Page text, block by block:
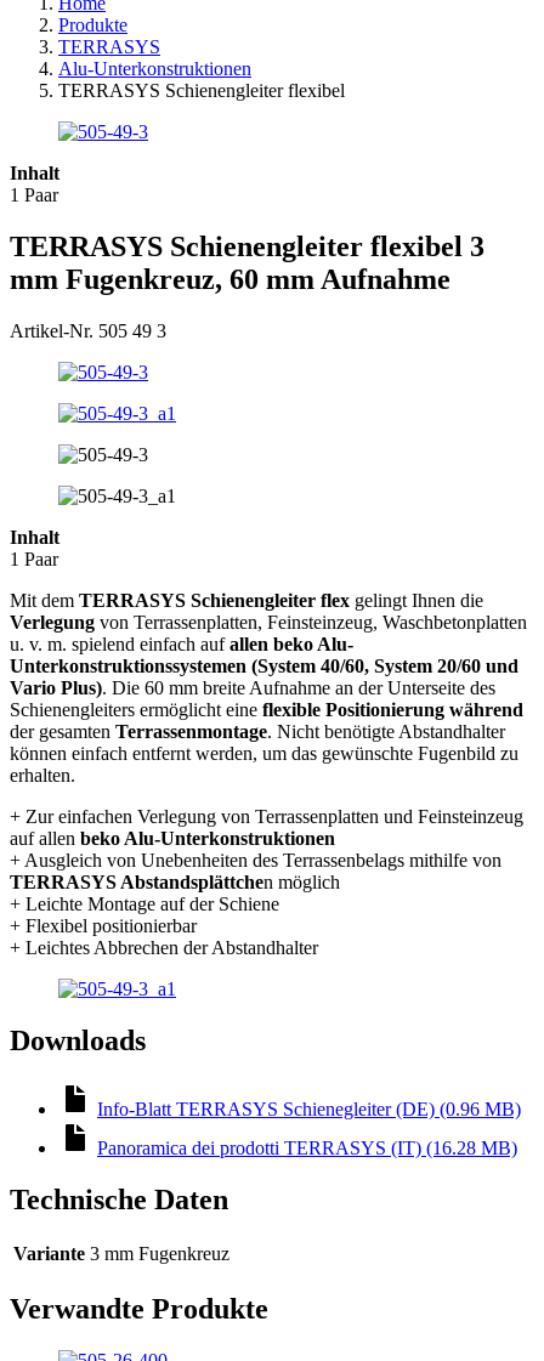
Produkte
TERRASYS
Alu-Unterkonstruktionen
TERRASYS Schienengleiter flexibel
Inhalt
1 Paar
TERRASYS Schienengleiter flexibel 3
mm Fugenkreuz, 60 mm Aufnahme
Artikel-Nr. 505 49 3
Inhalt
1 Paar
Mit dem TERRASYS Schienengleiter flex gelingt Ihnen die
Verlegung von Terrassenplatten, Feinsteinzeug, Waschbetonplatten
u. v. m. spielend einfach aufallen beko Alu-
Unterkonstruktionssystemen (System 40/60, System 20/60 und
Vario Plus). Die 60 mm breite Aufnahme an der Unterseite des
Schienengleiters ermöglicht eine flexible Positionierung während
der gesamten Terrassenmontage. Nicht benötigte Abstandhalter
können einfach entfernt werden, um das gewünschte Fugenbild zu
erhalten.
+ Zur einfachen Verlegung von Terrassenplatten und Feinsteinzeug
auf allen beko Alu-Unterkonstruktionen
+ Ausgleich von Unebenheiten des Terrassenbelags mithilfe von
TERRASYS Abstandsplättchen möglich
+ Leichte Montage auf der Schiene
+ Flexibel positionierbar
+ Leichtes Abbrechen der Abstandhalter
Downloads
Info-Blatt TERRASYS Schienegleiter (DE) (0.96 MB)
Panoramica dei prodotti TERRASYS (IT) (16.28 MB)
Technische Daten
Variante 3 mm Fugenkreuz
Verwandte Produkte